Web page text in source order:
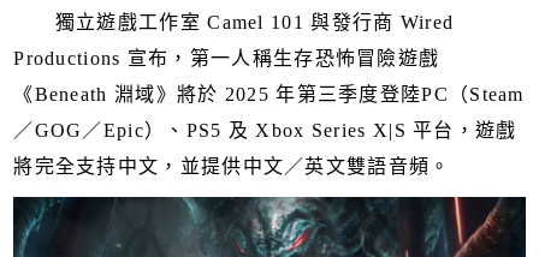
獨立遊戲工作室 Camel 101 與發行商 Wired
Productions 宣布，第一人稱生存恐怖冒險遊戲
《Beneath 淵域》將於 2025 年第三季度登陸PC（Steam
／GOG／Epic）、PS5 及 Xbox Series X|S 平台，遊戲
將完全支持中文，並提供中文／英文雙語音頻。